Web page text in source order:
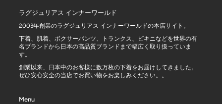
ラグジュリアス インナーワールド
2003年創業のラグジュリアス インナーワールドの本店サイト。
下着、肌着、ボクサーパンツ、トランクス、ビキニなどを世界の有
名ブランドから日本の高品質ブランドまで幅広く取り扱っていま
す。
創業以来、日本中のお客様に数万枚の下着をお届けしてきました。
ぜひ安心安全の当店でお買い物をお楽しみください。。
Menu